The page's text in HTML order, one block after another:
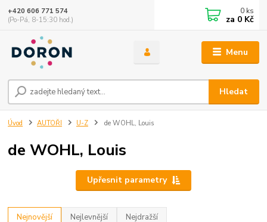
Menu
Hledat
+420 606 771 574
(Po-Pá, 8-15:30 hod.)
0 ks
za 0 Kč
Úvod AUTOŘI U-Z de WOHL, Louis
de WOHL, Louis
Upřesnit parametry
Nejnovější Nejlevnější Nejdražší